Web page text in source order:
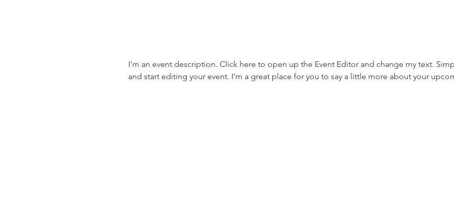
I’m an event description. Click here to open up the Event Editor and change my text.
and start editing your event. I’m a great place for you to say a little more about your